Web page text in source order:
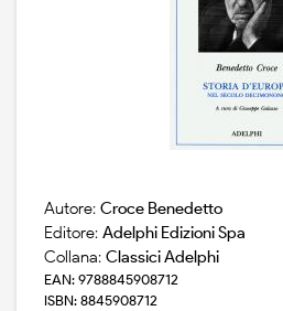
Autore: Croce Benedetto
Editore: Adelphi Edizioni Spa
Collana: Classici Adelphi
EAN: 9788845908712
ISBN: 8845908712